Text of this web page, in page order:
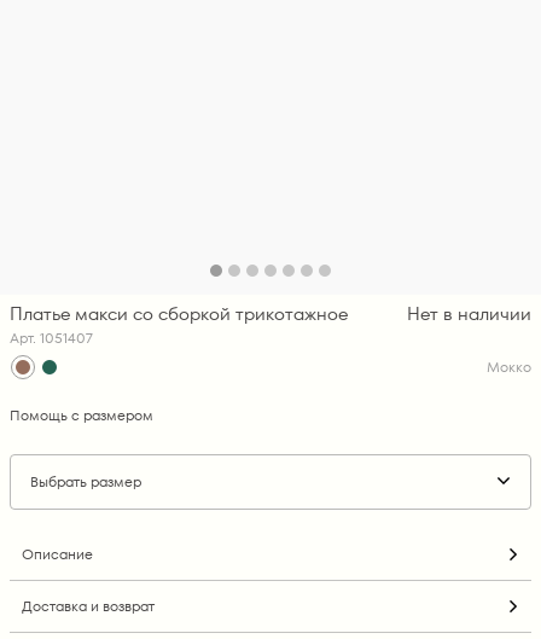
Платье макси со сборкой трикотажное
Арт. 1051407
Нет в наличии
Мокко
Помощь с размером
Выбрать размер
Описание
Доставка и возврат